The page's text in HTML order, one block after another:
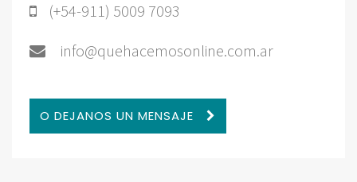
(+54-911) 5009 7093
info@quehacemosonline.com.ar
O DEJANOS UN MENSAJE